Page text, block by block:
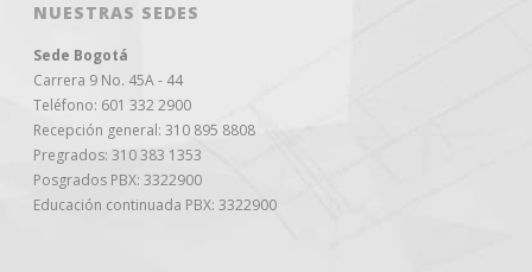
NUESTRAS SEDES
Sede Bogotá
Carrera 9 No. 45A - 44
Teléfono: 601 332 2900
Recepción general: 310 895 8808
Pregrados: 310 383 1353
Posgrados PBX: 3322900
Educación continuada PBX: 3322900